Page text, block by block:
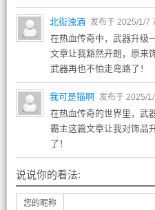
北街浊酒 发布于 2025/1/7
在热血传奇中，武器升级
文章让我豁然开朗，原来
武器再也不怕走弯路了！
我可是猫啊 发布于 2025/
在热血传奇的世界里，武
霸主这篇文章让我对饰品
了！
说说你的看法:
您的昵称